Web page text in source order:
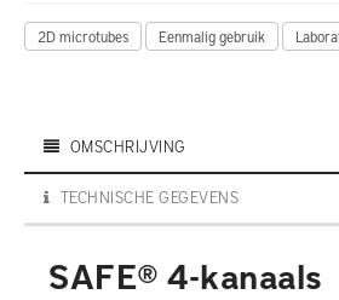
2D microtubes Eenmalig gebruik
OMSCHRIJVING
TECHNISCHE GEGEVENS
SAFE® 4-kanaals